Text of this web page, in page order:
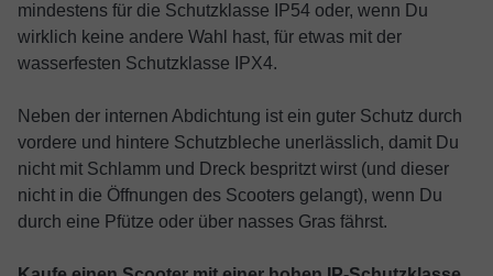
mindestens für die Schutzklasse IP54 oder, wenn Du
wirklich keine andere Wahl hast, für etwas mit der
wasserfesten Schutzklasse IPX4.
Neben der internen Abdichtung ist ein guter Schutz durch
vordere und hintere Schutzbleche unerlässlich, damit Du
nicht mit Schlamm und Dreck bespritzt wirst (und dieser
nicht in die Öffnungen des Scooters gelangt), wenn Du
durch eine Pfütze oder über nasses Gras fährst.